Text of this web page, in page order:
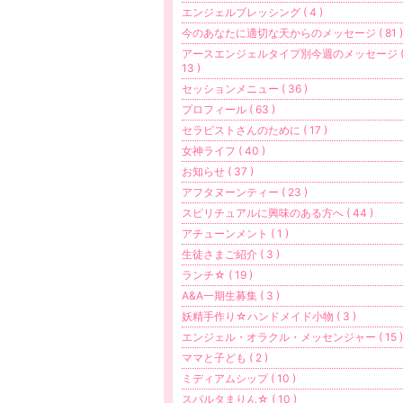
エンジェルブレッシング ( 4 )
今のあなたに適切な天からのメッセージ ( 81 )
アースエンジェルタイプ別今週のメッセージ (
13 )
セッションメニュー ( 36 )
プロフィール ( 63 )
セラピストさんのために ( 17 )
女神ライフ ( 40 )
お知らせ ( 37 )
アフタヌーンティー ( 23 )
スピリチュアルに興味のある方へ ( 44 )
アチューンメント ( 1 )
生徒さまご紹介 ( 3 )
ランチ☆ ( 19 )
A&A一期生募集 ( 3 )
妖精手作り☆ハンドメイド小物 ( 3 )
エンジェル・オラクル・メッセンジャー ( 15 )
ママと子ども ( 2 )
ミディアムシップ ( 10 )
スパルタまりん☆ ( 10 )